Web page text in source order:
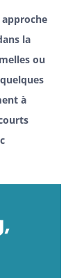
la
ou
à